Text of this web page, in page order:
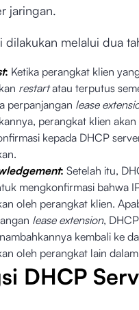
jaringan.
dilakukan melalui dua
: Ketika perangkat klien
restartatau terputus
perpanjangan lease
perangkat klien
kepada DHCP
: Setelah itu,
mengkonfirmasi bahwa
oleh perangkat klien.
lease extension,
kembali ke
oleh perangkat lain
DHCP